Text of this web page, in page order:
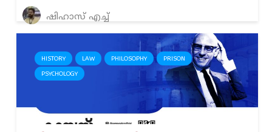
ഷിഹാസ് എച്ച്
HISTORY LAW PHILOSOPHY PRISON
PSYCHOLOGY